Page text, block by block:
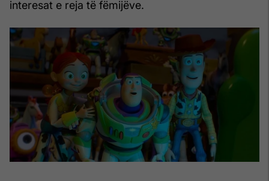
interesat e reja të fëmijëve.